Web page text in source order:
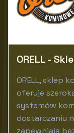
ORELL -
ORELL, sklep
oferuje
systemów
dostarczaniu
zapewniają